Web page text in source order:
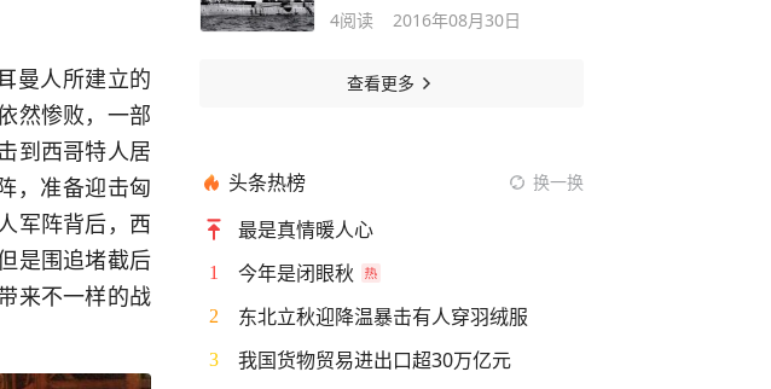
曼人所建立的
然惨败，一部
到西哥特人居
，准备迎击匈
军阵背后，西
是围追堵截后
来不一样的战
4阅读 2016年08月30日
查看更多
头条热榜 换一换
最是真情暖人心
1 今年是闭眼秋
2 东北立秋迎降温暴击有人穿羽绒服
3 我国货物贸易进出口超30万亿元